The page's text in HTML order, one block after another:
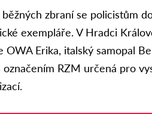
zbraní se policistům
exempláře. V Hradci
OWA Erika, italský samopal
označením RZM určená pro